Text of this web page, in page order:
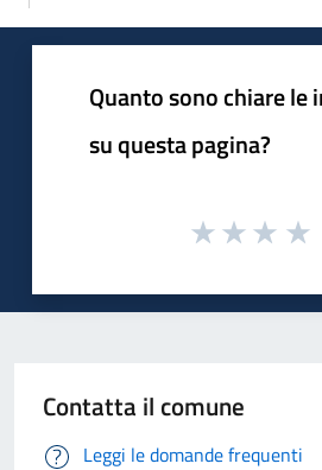
Quanto sono chiare le
su questa pagina?
Contatta il comune
Leggi le domande frequenti